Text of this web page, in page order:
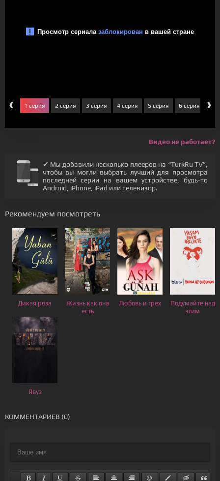
‹ 1 серия 2 серия 3 серия 4 серия 5 серия 6 серия 7
›
Видео не работает?
✔ Мы добавили несколько плееров на “TurkRu TV”,
чтобы вы могли выбрать лучший для просмотра
последней серии на вашем устройстве, будь-то
Android, iPhone, iPad или телевизор.
Рекомендуем посмотреть
Дикая роза
Жизнь как она
есть
Любовь и грех
Подумайте над
этим
Явуз
КОММЕНТАРИЕВ (0)